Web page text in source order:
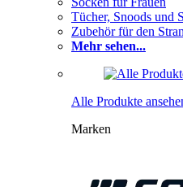
Tücher, Snoods und
Zubehör für den
Mehr sehen...
Alle Produkte
Marken